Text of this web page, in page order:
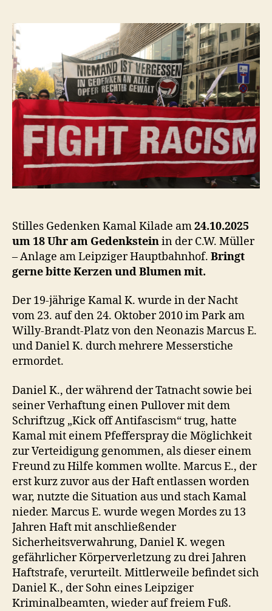
Stilles Gedenken Kamal Kilade am24.10.2025
um 18 Uhr am Gedenksteinin der C.W. Müller
– Anlage am Leipziger Hauptbahnhof. Bringt
gerne bitte Kerzen und Blumen mit.
Der 19-jährige Kamal K. wurde in der Nacht
vom 23. auf den 24. Oktober 2010 im Park am
Willy-Brandt-Platz von den Neonazis Marcus E.
und Daniel K. durch mehrere Messerstiche
ermordet.
Daniel K., der während der Tatnacht sowie bei
seiner Verhaftung einen Pullover mit dem
Schriftzug „Kick off Antifascism“ trug, hatte
Kamal mit einem Pfefferspray die Möglichkeit
zur Verteidigung genommen, als dieser einem
Freund zu Hilfe kommen wollte. Marcus E., der
erst kurz zuvor aus der Haft entlassen worden
war, nutzte die Situation aus und stach Kamal
nieder. Marcus E. wurde wegen Mordes zu 13
Jahren Haft mit anschließender
Sicherheitsverwahrung, Daniel K. wegen
gefährlicher Körperverletzung zu drei Jahren
Haftstrafe, verurteilt. Mittlerweile befindet sich
Daniel K., der Sohn eines Leipziger
Kriminalbeamten, wieder auf freiem Fuß.